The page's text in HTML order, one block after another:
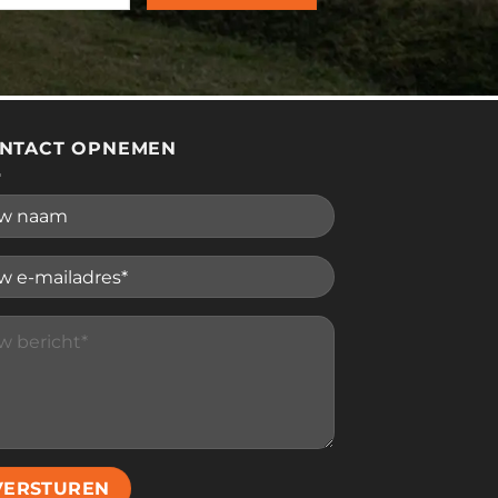
OPNEMEN
leave this field empty.